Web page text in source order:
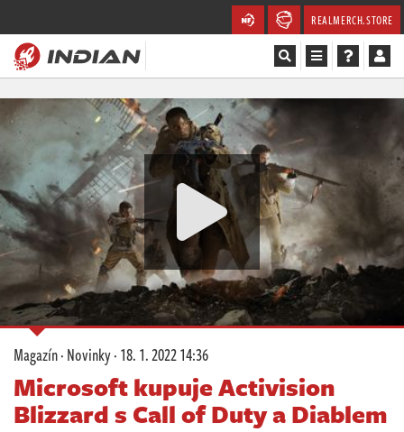
REALMERCH.STORE
Magazín
Recenze
Videa
Soutěže
Databáze
Komunita
Redakce
Živě
Magazín·Novinky·18. 1. 2022 14:36
Microsoft kupuje Activision
Blizzard s Call of Duty a Diablem